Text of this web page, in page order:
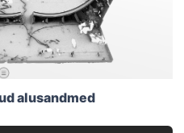
alusandmed